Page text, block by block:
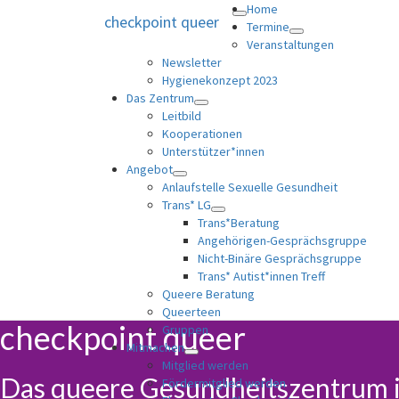
Toggle
navigation
checkpoint queer
Home
Termine
Untermenü
öffnen
Veranstaltungen
Newsletter
Hygienekonzept 2023
Das Zentrum
Untermenü
öffnen
Leitbild
Kooperationen
Unterstützer*innen
Angebot
Untermenü
öffnen
Anlaufstelle Sexuelle Gesundheit
Trans* LG
Untermenü
öffnen
Trans*Beratung
Angehörigen-Gesprächsgruppe
Nicht-Binäre Gesprächsgruppe
Trans* Autist*innen Treff
Queere Beratung
Queerteen
Gruppen
Mitmachen
Untermenü
öffnen
Mitglied werden
Fördermitglied werden
checkpoint queer
Das queere Gesundheitszentrum